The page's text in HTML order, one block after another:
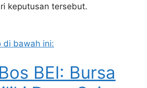
keputusan tersebut.
di bawah ini:
BEI: Bursa